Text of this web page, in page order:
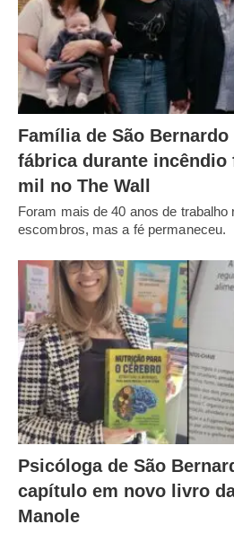
Família de São Bernardo
fábrica durante incêndio
mil no The Wall
Foram mais de 40 anos de trabalho
escombros, mas a fé permaneceu.
Psicóloga de São
capítulo em novo livro
Manole